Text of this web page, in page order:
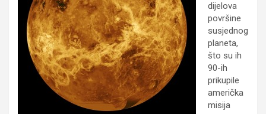
dijelova
površine
susjednog
planeta,
što su ih
90-ih
prikupile
američka
misija